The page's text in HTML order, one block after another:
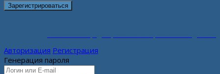
Авторизация Регистрация
Генерация пароля